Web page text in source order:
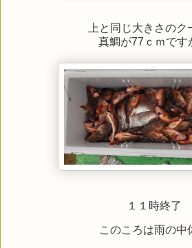
上と同じ大きさのク
真鯛が77ｃｍです
１１時終了
このころは雨の中